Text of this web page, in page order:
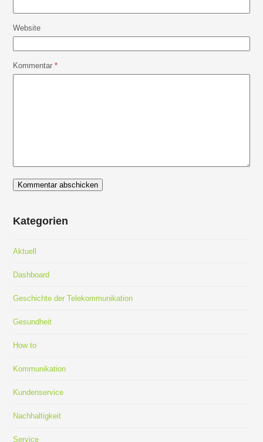
Website
Kommentar*
Kategorien
Aktuell
Dashboard
Geschichte der Telekommunikation
Gesundheit
How to
Kommunikation
Kundenservice
Nachhaltigkeit
Service